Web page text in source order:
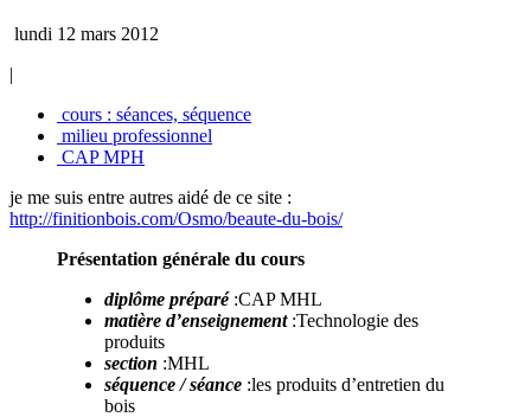
lundi 12 mars 2012
|
cours : séances, séquence
milieu professionnel
CAP MPH
je me suis entre autres aidé de ce site :
http://finitionbois.com/Osmo/beaute-du-bois/
Présentation générale du cours
diplôme préparé :CAP MHL
matière d’enseignement :Technologie des
produits
section :MHL
séquence / séance :les produits d’entretien du
bois